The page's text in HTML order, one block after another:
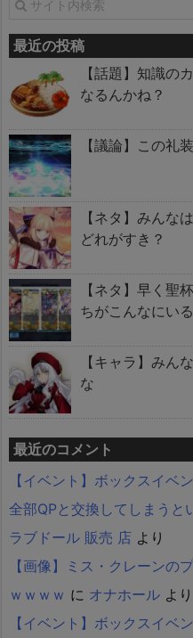
最近の投稿
【話題】知識の
なるんかね？
【議論】この礼
【ネタ】みんな
どれがすき？
【ネタ】早く聖
ちがこんなにい
【キャラ】みん
な
最近のコメント
【イベント】ボックスイベ
全部QPと交換してしまうと
ラブドール 販売 店 より
【画像】ミス・クレーンの
ｗｗｗｗ に オナホール より
【イベント】ボックスイベ